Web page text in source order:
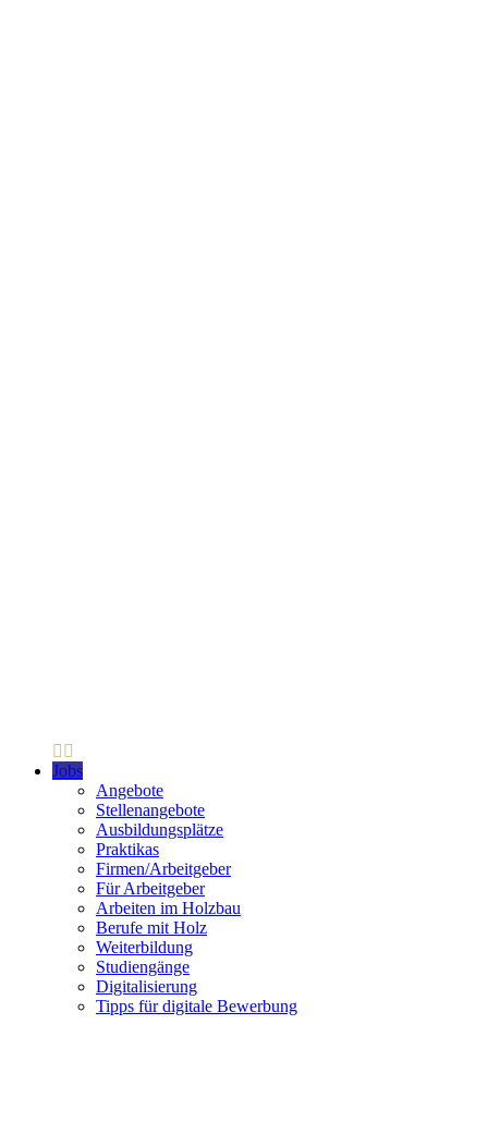
Jobs
Angebote
Stellenangebote
Ausbildungsplätze
Praktikas
Firmen/Arbeitgeber
Für Arbeitgeber
Arbeiten im Holzbau
Berufe mit Holz
Weiterbildung
Studiengänge
Digitalisierung
Tipps für digitale Bewerbung